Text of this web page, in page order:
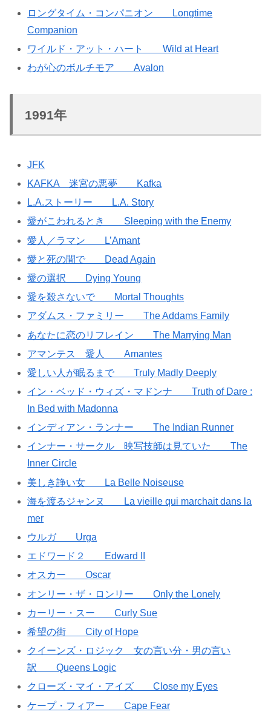
ロングタイム・コンパニオン Longtime
Companion
ワイルド・アット・ハート Wild at Heart
わが心のボルチモア Avalon
1991年
JFK
KAFKA 迷宮の悪夢 Kafka
L.A.ストーリー L.A. Story
愛がこわれるとき Sleeping with the Enemy
愛人／ラマン L’Amant
愛と死の間で Dead Again
愛の選択 Dying Young
愛を殺さないで Mortal Thoughts
アダムス・ファミリー The Addams Family
あなたに恋のリフレイン The Marrying Man
アマンテス 愛人 Amantes
愛しい人が眠るまで Truly Madly Deeply
イン・ベッド・ウィズ・マドンナ Truth of Dare :
In Bed with Madonna
インディアン・ランナー The Indian Runner
インナー・サークル 映写技師は見ていた The
Inner Circle
美しき諍い女 La Belle Noiseuse
海を渡るジャンヌ La vieille qui marchait dans la
mer
ウルガ Urga
エドワード２ Edward II
オスカー Oscar
オンリー・ザ・ロンリー Only the Lonely
カーリー・スー Curly Sue
希望の街 City of Hope
クイーンズ・ロジック 女の言い分・男の言い
訳 Queens Logic
クローズ・マイ・アイズ Close my Eyes
ケープ・フィアー Cape Fear